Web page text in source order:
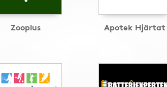
Zooplus Apotek Hjärtat